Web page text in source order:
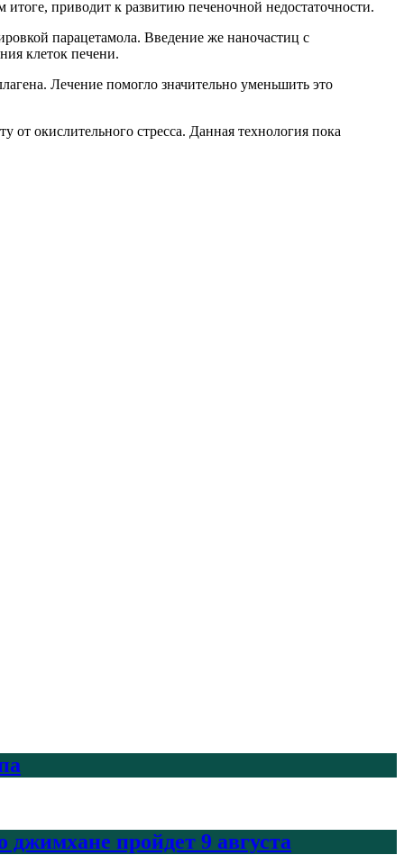
приводит к развитию печеночной недостаточности.
парацетамола. Введение же наночастиц с
клеток печени.
Лечение помогло значительно уменьшить это
окислительного стресса. Данная технология пока
пройдет 9 августа